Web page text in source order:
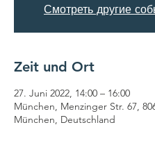
Смотреть другие
Zeit und Ort
27. Juni 2022, 14:00 – 16:00
München, Menzinger Str. 67,
München, Deutschland